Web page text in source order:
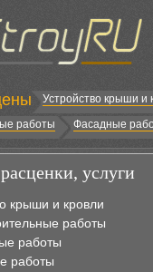
Устройство крыши и
работы
Фасадные
услуги
крыши и кровли
работы
работы
работы